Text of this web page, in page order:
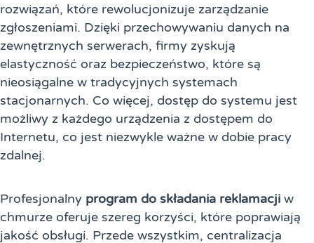
rozwiązań, które rewolucjonizuje zarządzanie
zgłoszeniami. Dzięki przechowywaniu danych na
zewnętrznych serwerach, firmy zyskują
elastyczność oraz bezpieczeństwo, które są
nieosiągalne w tradycyjnych systemach
stacjonarnych. Co więcej, dostęp do systemu jest
możliwy z każdego urządzenia z dostępem do
Internetu, co jest niezwykle ważne w dobie pracy
zdalnej.
Profesjonalny program do składania reklamacji w
chmurze oferuje szereg korzyści, które poprawiają
jakość obsługi. Przede wszystkim, centralizacja